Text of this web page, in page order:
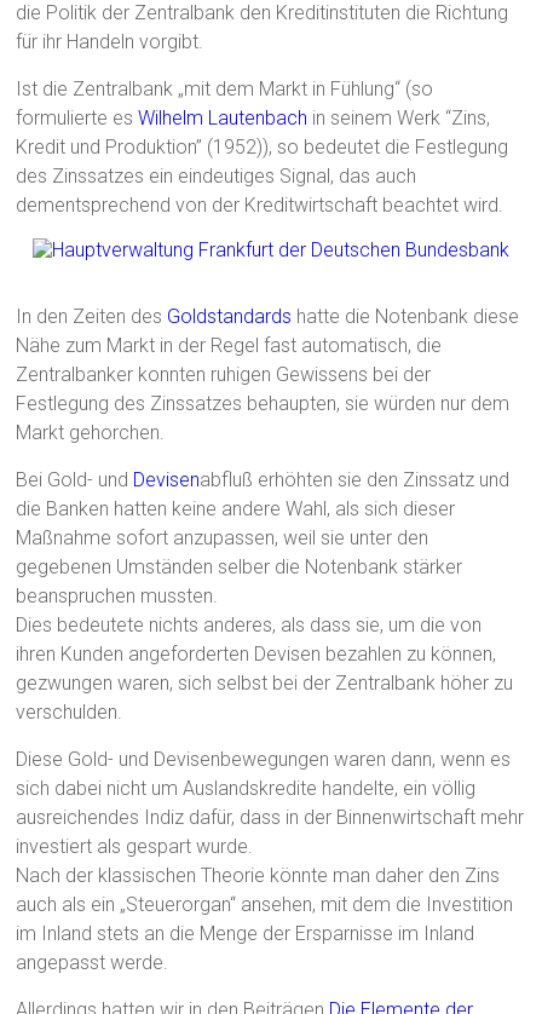
die Politik der Zentralbank den Kreditinstituten die Richtung
für ihr Handeln vorgibt.
Ist die Zentralbank „mit dem Markt in Fühlung“ (so
formulierte esWilhelm Lautenbach in seinem Werk “Zins,
Kredit und Produktion” (1952)), so bedeutet die Festlegung
des Zinssatzes ein eindeutiges Signal, das auch
dementsprechend von der Kreditwirtschaft beachtet wird.
In den Zeiten des Goldstandards hatte die Notenbank diese
Nähe zum Markt in der Regel fast automatisch, die
Zentralbanker konnten ruhigen Gewissens bei der
Festlegung des Zinssatzes behaupten, sie würden nur dem
Markt gehorchen.
Bei Gold- und Devisenabfluß erhöhten sie den Zinssatz und
die Banken hatten keine andere Wahl, als sich dieser
Maßnahme sofort anzupassen, weil sie unter den
gegebenen Umständen selber die Notenbank stärker
beanspruchen mussten.
Dies bedeutete nichts anderes, als dass sie, um die von
ihren Kunden angeforderten Devisen bezahlen zu können,
gezwungen waren, sich selbst bei der Zentralbank höher zu
verschulden.
Diese Gold- und Devisenbewegungen waren dann, wenn es
sich dabei nicht um Auslandskredite handelte, ein völlig
ausreichendes Indiz dafür, dass in der Binnenwirtschaft mehr
investiert als gespart wurde.
Nach der klassischen Theorie könnte man daher den Zins
auch als ein „Steuerorgan“ ansehen, mit dem die Investition
im Inland stets an die Menge der Ersparnisse im Inland
angepasst werde.